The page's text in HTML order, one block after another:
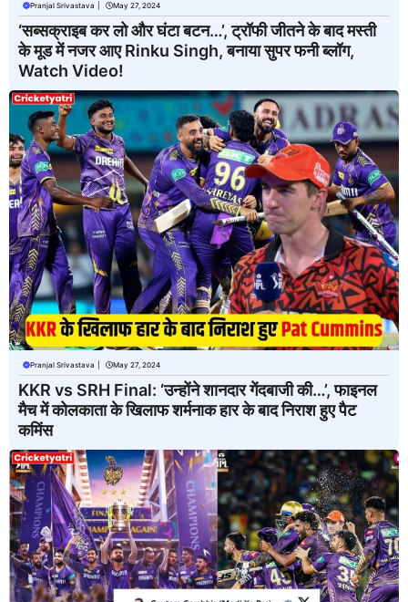
Pranjal Srivastava May 27, 2024
‘सब्सक्राइब कर लो और घंटा बटन…’, ट्रॉफी जीतने के बाद मस्ती
के मूड में नजर आए Rinku Singh, बनाया सुपर फनी ब्लॉग,
Watch Video!
Pranjal Srivastava May 27, 2024
KKR vs SRH Final: ‘उन्होंने शानदार गेंदबाजी की…’, फाइनल
मैच में कोलकाता के खिलाफ शर्मनाक हार के बाद निराश हुए पैट
कमिंस